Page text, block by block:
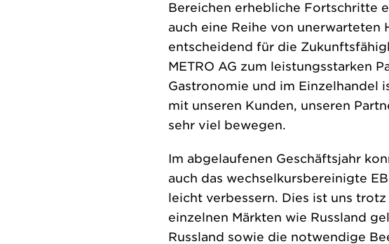
Bereichen erhebliche Fortschritte
auch eine Reihe von unerwarteten
entscheidend für die
METRO AG zum leistungsstarken
Gastronomie und im Einzelhandel
mit unseren Kunden, unseren
sehr viel bewegen.
Im abgelaufenen Geschäftsjahr
auch das wechselkursbereinigte
leicht verbessern. Dies ist uns
einzelnen Märkten wie Russland
Russland sowie die notwendige